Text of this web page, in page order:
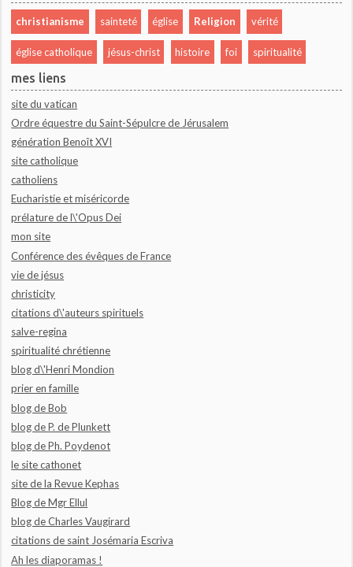
christianisme sainteté église Religion vérité
église catholique jésus-christ histoire foi spiritualité
mes liens
site du vatican
Ordre équestre du Saint-Sépulcre de Jérusalem
génération Benoît XVI
site catholique
catholiens
Eucharistie et miséricorde
prélature de l\'Opus Dei
mon site
Conférence des évêques de France
vie de jésus
christicity
citations d\'auteurs spirituels
salve-regina
spiritualité chrétienne
blog d\'Henri Mondion
prier en famille
blog de Bob
blog de P. de Plunkett
blog de Ph. Poydenot
le site cathonet
site de la Revue Kephas
Blog de Mgr Ellul
blog de Charles Vaugirard
citations de saint Josémaria Escriva
Ah les diaporamas !